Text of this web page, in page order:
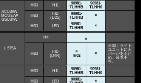
ACU3#W
MCU3#W
GSU3#W
HB3 H11
90981-
TLHHB
90981-
TLHH0
HB3
HID
(D2S)
90981-
TLHHB
×
HB3 LED
90981-
TLHHB
×
Ｌ575A
H4 ×
HB3
HID
(D4R)
×
※02
×
※02：ライト
ユニットにカ
バーがあるた
め、装着不
可。
HB3 H11
90981-
TLHHB
90981-
TLHH0
HB3
LED
90981-
×